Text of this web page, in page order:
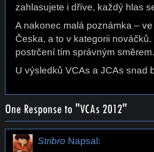
zahlasujete i dříve, každý hlas
A nakonec malá poznámka –
Česka, a to v kategorii
postrčení tím správným směrem.
U výsledků VCAs a JCAs snad
Stribro Napsal: